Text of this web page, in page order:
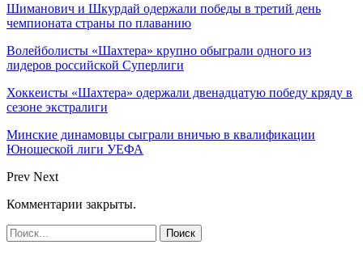
Шиманович и Шкурдай одержали победы в третий день
чемпионата страны по плаванию
Волейболисты «Шахтера» крупно обыграли одного из
лидеров российской Суперлиги
Хоккеисты «Шахтера» одержали двенадцатую победу кряду в
сезоне экстралиги
Минские динамовцы сыграли вничью в квалификации
Юношеской лиги УЕФА
Prev Next
Комментарии закрыты.